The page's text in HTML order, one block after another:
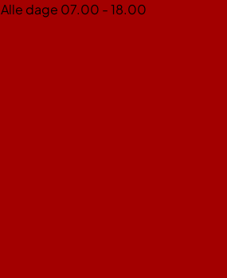
Alle dage 07.00 - 18.00